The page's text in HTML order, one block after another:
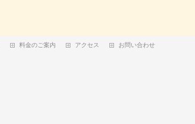
料金のご案内 アクセス お問い合わせ